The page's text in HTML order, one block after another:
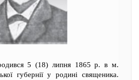
5 (18) липня 1865 р. в м.
губернії у родині священика.